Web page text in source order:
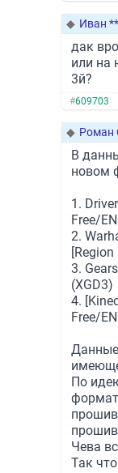
◆ Иван
дак
или на
3й?
#609703
◆ Роман
В
новом
1.
Free/
2.
[Region
3.
(XGD3)
4.
Free/
Данные
По
Чева
Так